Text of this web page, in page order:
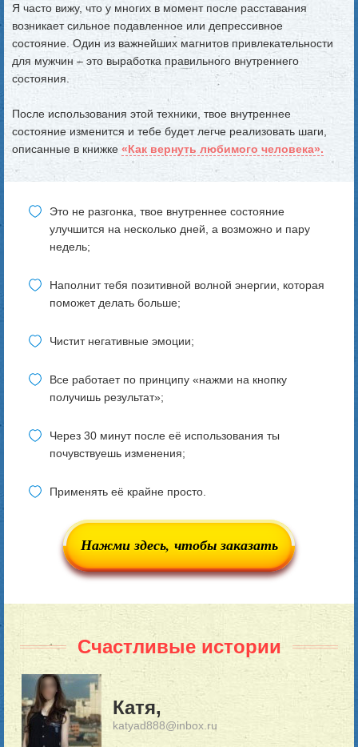
Я часто вижу, что у многих в момент после расставания
возникает сильное подавленное или депрессивное
состояние. Один из важнейших магнитов привлекательности
для мужчин – это выработка правильного внутреннего
состояния.
После использования этой техники, твое внутреннее
состояние изменится и тебе будет легче реализовать шаги,
описанные в книжке «Как вернуть любимого человека».
Это не разгонка, твое внутреннее состояние
улучшится на несколько дней, а возможно и пару
недель;
Наполнит тебя позитивной волной энергии, которая
поможет делать больше;
Чистит негативные эмоции;
Все работает по принципу «нажми на кнопку
получишь результат»;
Через 30 минут после её использования ты
почувствуешь изменения;
Применять её крайне просто.
Нажми здесь, чтобы заказать
Счастливые истории
Катя,
katyad888@inbox.ru